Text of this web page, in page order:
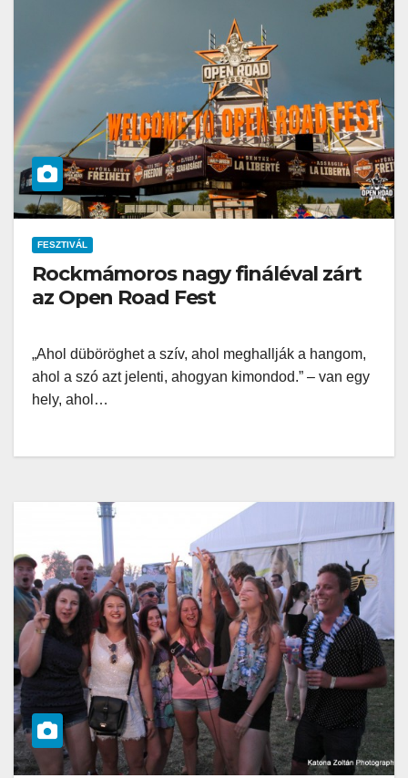
FESZTIVÁL
Rockmámoros nagy fináléval zárt
az Open Road Fest
„Ahol düböröghet a szív, ahol meghallják a hangom,
ahol a szó azt jelenti, ahogyan kimondod.” – van egy
hely, ahol…